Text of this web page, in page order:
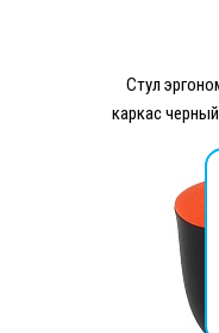
Стул
каркас